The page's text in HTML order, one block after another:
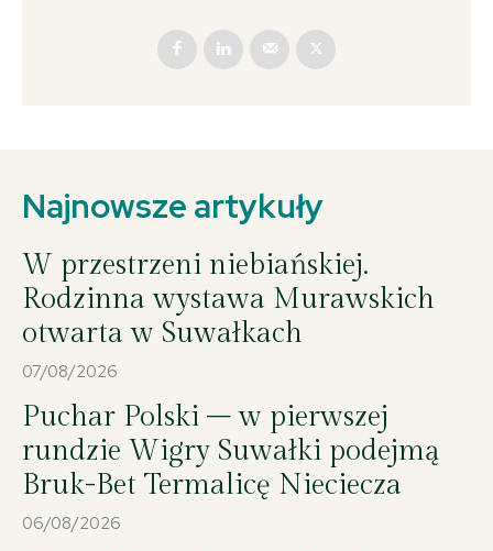
Najnowsze artykuły
W przestrzeni niebiańskiej.
Rodzinna wystawa Murawskich
otwarta w Suwałkach
07/08/2026
Puchar Polski – w pierwszej
rundzie Wigry Suwałki podejmą
Bruk-Bet Termalicę Nieciecza
06/08/2026